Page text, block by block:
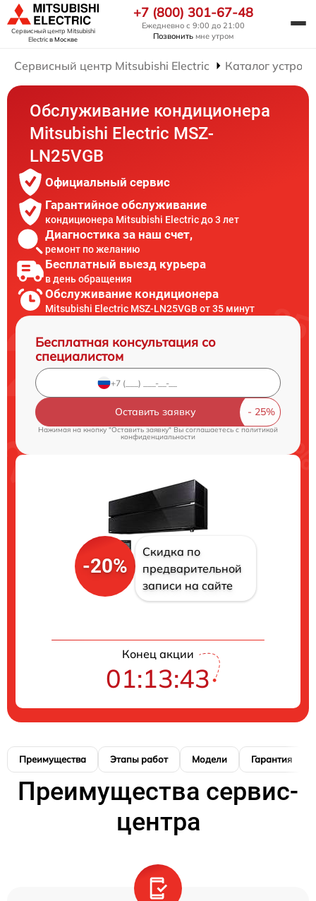
Сервисный центр Mitsubishi
Electricв Москве
+7 (800) 301-67-48
Ежедневно с 9:00 до 21:00
Позвонить мне утром
Сервисный центр Mitsubishi Electric Каталог
Обслуживание кондиционера
Mitsubishi Electric MSZ-
LN25VGB
Официальный сервис
Гарантийное обслуживание
кондиционера Mitsubishi Electric до 3 лет
Диагностика за наш счет,
ремонт по желанию
Бесплатный выезд курьера
в день обращения
Обслуживание кондиционера
Mitsubishi Electric MSZ-LN25VGB от 35 минут
Бесплатная консультация со
специалистом
Оставить заявку
Нажимая на кнопку "Оставить заявку" Вы соглашаетесь c политикой
конфиденциальности
-20%
Скидка по
предварительной
записи на сайте
Конец акции
01:13:42
Преимущества Этапы работ Модели Гарантия
Преимущества сервис-
центра